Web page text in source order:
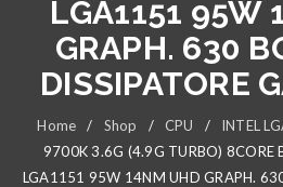
LGA1151 95W
GRAPH. 630
DISSIPATORE
Home / Shop / CPU / INTEL
9700K 3.6G (4.9G TURBO)
LGA1151 95W 14NM UHD GRAPH.